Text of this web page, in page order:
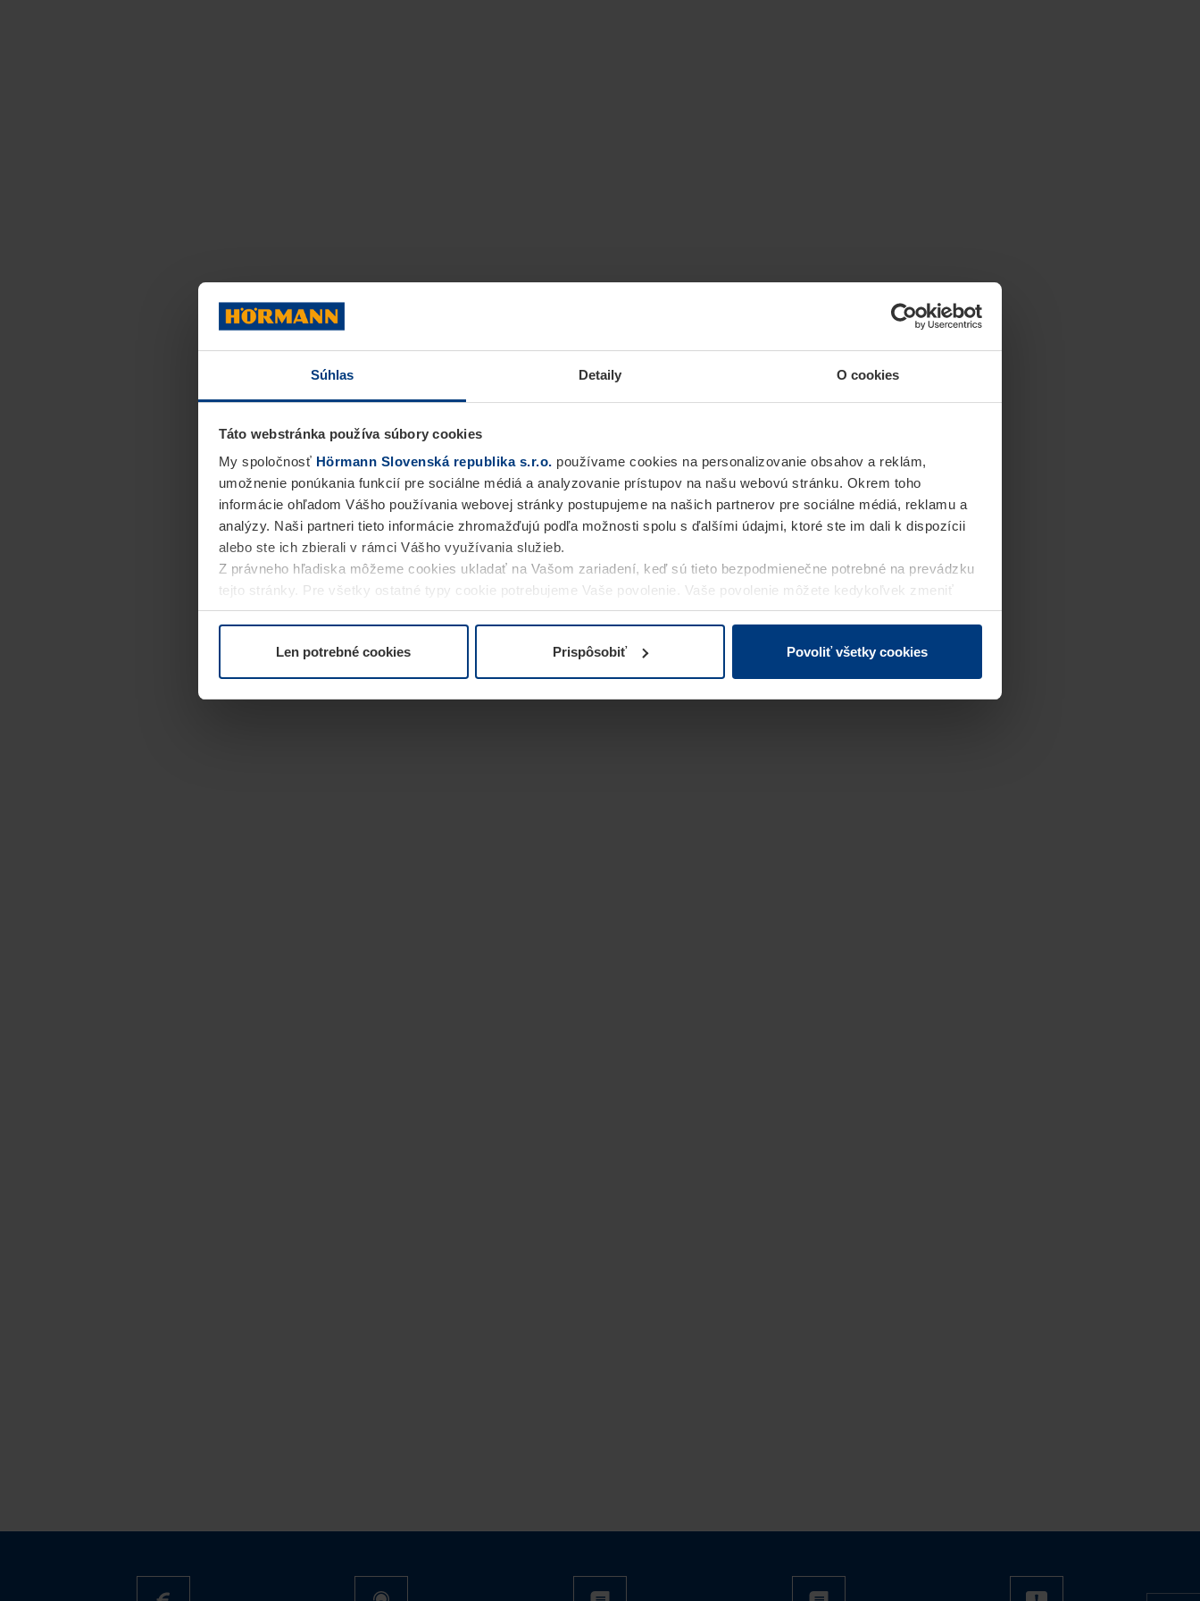
Súhlas Detaily O cookies
Táto webstránka používa súbory cookies
My spoločnosť Hörmann Slovenská republika s.r.o. používame cookies na personalizovanie obsahov a reklám,
umožnenie ponúkania funkcií pre sociálne médiá a analyzovanie prístupov na našu webovú stránku. Okrem toho
informácie ohľadom Vášho používania webovej stránky postupujeme na našich partnerov pre sociálne médiá, reklamu a
analýzy. Naši partneri tieto informácie zhromažďujú podľa možnosti spolu s ďalšími údajmi, ktoré ste im dali k dispozícii
alebo ste ich zbierali v rámci Vášho využívania služieb.
Z právneho hľadiska môžeme cookies ukladať na Vašom zariadení, keď sú tieto bezpodmienečne potrebné na prevádzku
tejto stránky. Pre všetky ostatné typy cookie potrebujeme Vaše povolenie. Vaše povolenie môžete kedykoľvek zmeniť
alebo odvolať vo vysvetlení cookie na stránkeVyhlásenie o ochrane osobných údajovnašej webovej stránky.
Len potrebné cookies Prispôsobiť Povoliť všetky cookies